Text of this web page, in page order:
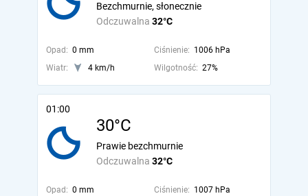
Odczuwalna 32°C
Bezchmurnie, słonecznie
Opad: 0 mm Ciśnienie: 1006 hPa
Wiatr:
4 km/h Wilgotność: 27%
01:00
30°C
Odczuwalna 32°C
Prawie bezchmurnie
Opad: 0 mm Ciśnienie: 1007 hPa